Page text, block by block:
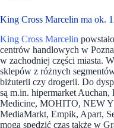
King Cross Marcelin ma ok.
King Cross Marcelin
centrów handlowych w
w zachodniej części miasta.
sklepów z różnych
biżuterii czy drogerii. Do
są m.in. hipermarket
Medicine, MOHITO, NEW
MediaMarkt, Empik, Apart,
mogą spędzić czas także w